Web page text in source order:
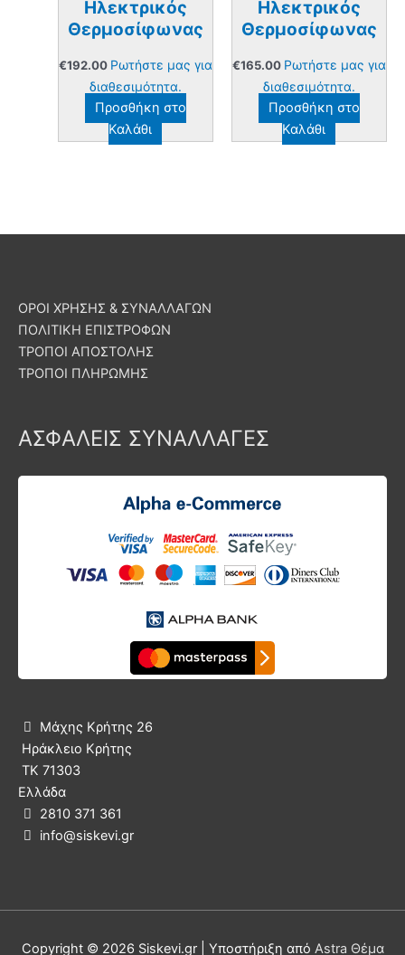
Ηλεκτρικός
Θερμοσίφωνας
€192.00 Ρωτήστε μας για
διαθεσιμότητα.
Προσθήκη στο
Καλάθι
Ηλεκτρικός
Θερμοσίφωνας
€165.00 Ρωτήστε μας για
διαθεσιμότητα.
Προσθήκη στο
Καλάθι
ΟΡΟΙ ΧΡΗΣΗΣ & ΣΥΝΑΛΛΑΓΩΝ
ΠΟΛΙΤΙΚΗ ΕΠΙΣΤΡΟΦΩΝ
ΤΡΟΠΟΙ ΑΠΟΣΤΟΛΗΣ
ΤΡΟΠΟΙ ΠΛΗΡΩΜΗΣ
ΑΣΦΑΛΕΙΣ ΣΥΝΑΛΛΑΓΕΣ

Μάχης Κρήτης 26
Ηράκλειο Κρήτης
ΤΚ 71303
Ελλάδα
 2810 371 361
 info@siskevi.gr
Copyright © 2026 Siskevi.gr| Υποστήριξη από Astra Θέμα